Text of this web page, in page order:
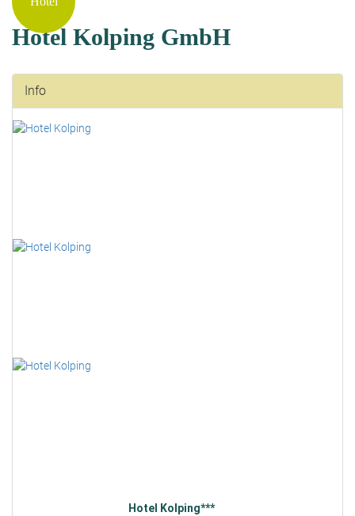
Hotel Kolping GmbH
Info
Hotel Kolping***